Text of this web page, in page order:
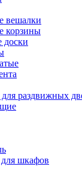
вешалки
корзины
доски
раздвижных
шкафов